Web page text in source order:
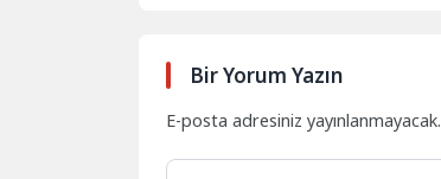
Bir Yorum Yazın
E-posta adresiniz yayınlanmayacak.